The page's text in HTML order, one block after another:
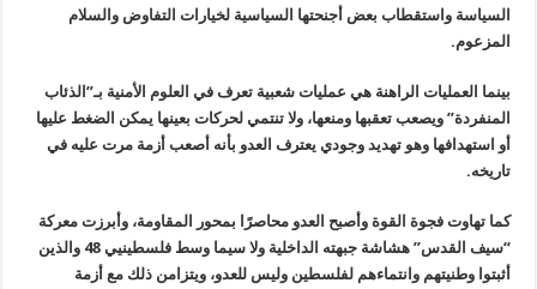
السياسة واستقطاب بعض أجنحتها السياسية لخيارات التفاوض والسلام
المزعوم.
بينما العمليات الراهنة هي عمليات شعبية تعرف في العلوم الأمنية بـ”الذئاب
المنفردة” ويصعب تعقبها ومنعها، ولا تنتمي لحركات بعينها يمكن الضغط عليها
أو استهدافها وهو تهديد وجودي يعترف العدو بأنه أصعب أزمة مرت عليه في
تاريخه.
كما تهاوت فجوة القوة وأصبح العدو محاصرًا بمحور المقاومة، وأبرزت معركة
“سيف القدس” هشاشة جبهته الداخلية ولا سيما وسط فلسطينيي 48 والذين
أثبتوا وطنيتهم وانتماءهم لفلسطين وليس للعدو، ويتزامن ذلك مع أزمة